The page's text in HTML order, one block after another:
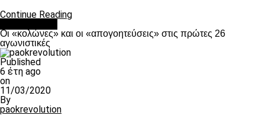
Continue Reading
Οι «κολώνες» και οι «απογοητεύσεις» στις πρώτες 26
αγωνιστικές
Published
6 έτη ago
on
11/03/2020
By
paokrevolution